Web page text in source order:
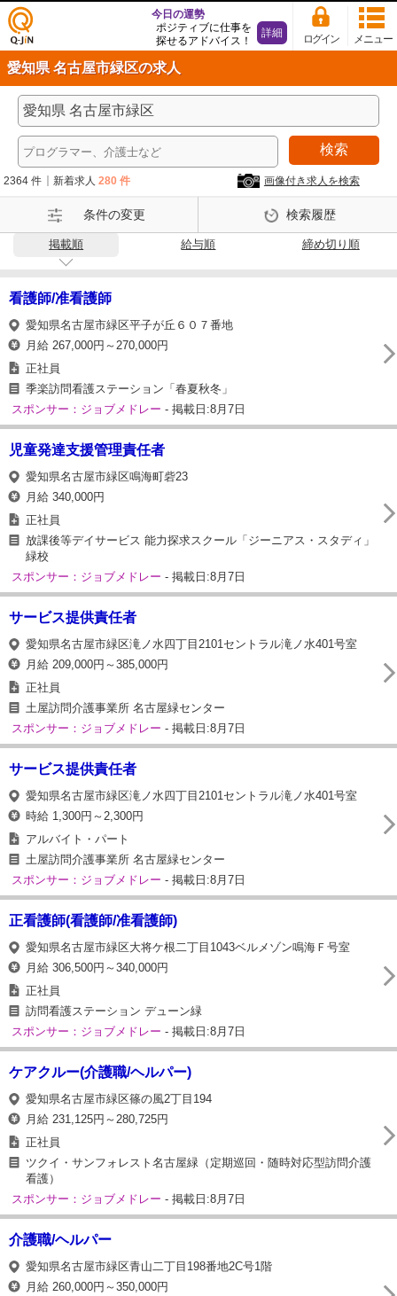
仕事
探し
の求
人サ
イト
Q-Ji
メニュー
ログイン
今日の運勢
ポジティブに仕事を
探せるアドバイス！
詳細
愛知県 名古屋市緑区の求人
検索
2364 件 新着求人 280 件 画像付き求人を検索
条件の変更 検索履歴
掲載順 給与順 締め切り順
看護師/准看護師
愛知県名古屋市緑区平子が丘６０７番地
月給 267,000円～270,000円
正社員
季楽訪問看護ステーション「春夏秋冬」
スポンサー：ジョブメドレー - 掲載日:8月7日
児童発達支援管理責任者
愛知県名古屋市緑区鳴海町砦23
月給 340,000円
正社員
放課後等デイサービス 能力探求スクール「ジーニアス・スタディ」
緑校
スポンサー：ジョブメドレー - 掲載日:8月7日
サービス提供責任者
愛知県名古屋市緑区滝ノ水四丁目2101セントラル滝ノ水401号室
月給 209,000円～385,000円
正社員
土屋訪問介護事業所 名古屋緑センター
スポンサー：ジョブメドレー - 掲載日:8月7日
サービス提供責任者
愛知県名古屋市緑区滝ノ水四丁目2101セントラル滝ノ水401号室
時給 1,300円～2,300円
アルバイト・パート
土屋訪問介護事業所 名古屋緑センター
スポンサー：ジョブメドレー - 掲載日:8月7日
正看護師(看護師/准看護師)
愛知県名古屋市緑区大将ケ根二丁目1043ベルメゾン鳴海Ｆ号室
月給 306,500円～340,000円
正社員
訪問看護ステーション デューン緑
スポンサー：ジョブメドレー - 掲載日:8月7日
ケアクルー(介護職/ヘルパー)
愛知県名古屋市緑区篠の風2丁目194
月給 231,125円～280,725円
正社員
ツクイ・サンフォレスト名古屋緑（定期巡回・随時対応型訪問介護
看護）
スポンサー：ジョブメドレー - 掲載日:8月7日
介護職/ヘルパー
愛知県名古屋市緑区青山二丁目198番地2C号1階
月給 260,000円～350,000円